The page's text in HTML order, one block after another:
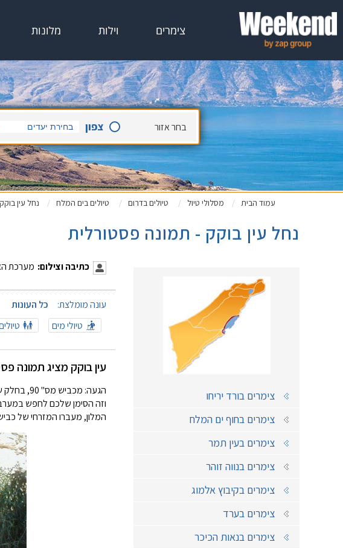
צימרים וילות מלונות
עמוד הבית מסלולי טיול טיולים בדרום טיולים בים המלח נחל עין
נחל עין בוקק - תמונה פסטורלית
בחראזור צפון
צימרים בורד יריחו
צימרים בחוף ים המלח
צימרים בעין תמר
צימרים בנווה זוהר
צימרים בקיבוץ אלמוג
צימרים בערד
צימרים בנאות הכיכר
כתיבה וצילום: מערכת
עין בוקק מציג תמונה
עונה מומלצת: כל העונות
טיולי מים
הגעה:
וזה הסימן שלכם לחפש
המלון, מעברו המזרחי של כביש 90. אפשרות זו דורשת סיבוב קטן וגם חצייה זהירה של הכביש. עם זאת, החנייה שם בטוחה